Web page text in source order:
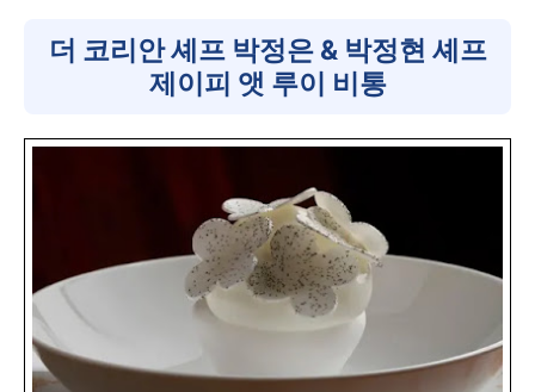
더 코리안 셰프 박정은 & 박정현 셰프
제이피 앳 루이 비통